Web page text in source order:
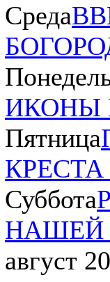
Среда
ИКОНЫ
Пятница
Суббота
НАШЕЙ
август